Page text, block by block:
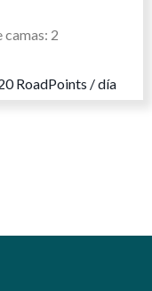
camas: 2
RoadPoints / día